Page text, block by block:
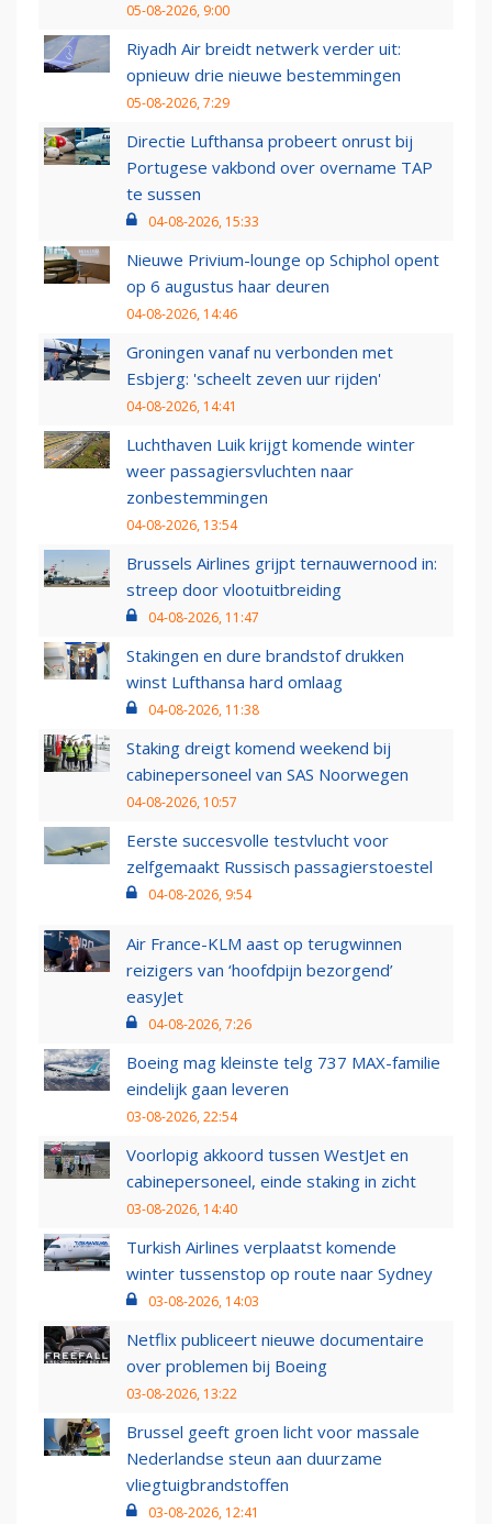
05-08-2026, 9:00
Riyadh Air breidt netwerk verder uit:
opnieuw drie nieuwe bestemmingen
05-08-2026, 7:29
Directie Lufthansa probeert onrust bij
Portugese vakbond over overname TAP
te sussen
04-08-2026, 15:33
Nieuwe Privium-lounge op Schiphol opent
op 6 augustus haar deuren
04-08-2026, 14:46
Groningen vanaf nu verbonden met
Esbjerg: 'scheelt zeven uur rijden'
04-08-2026, 14:41
Luchthaven Luik krijgt komende winter
weer passagiersvluchten naar
zonbestemmingen
04-08-2026, 13:54
Brussels Airlines grijpt ternauwernood in:
streep door vlootuitbreiding
04-08-2026, 11:47
Stakingen en dure brandstof drukken
winst Lufthansa hard omlaag
04-08-2026, 11:38
Staking dreigt komend weekend bij
cabinepersoneel van SAS Noorwegen
04-08-2026, 10:57
Eerste succesvolle testvlucht voor
zelfgemaakt Russisch passagierstoestel
04-08-2026, 9:54
Air France-KLM aast op terugwinnen
reizigers van ‘hoofdpijn bezorgend’
easyJet
04-08-2026, 7:26
Boeing mag kleinste telg 737 MAX-familie
eindelijk gaan leveren
03-08-2026, 22:54
Voorlopig akkoord tussen WestJet en
cabinepersoneel, einde staking in zicht
03-08-2026, 14:40
Turkish Airlines verplaatst komende
winter tussenstop op route naar Sydney
03-08-2026, 14:03
Netflix publiceert nieuwe documentaire
over problemen bij Boeing
03-08-2026, 13:22
Brussel geeft groen licht voor massale
Nederlandse steun aan duurzame
vliegtuigbrandstoffen
03-08-2026, 12:41